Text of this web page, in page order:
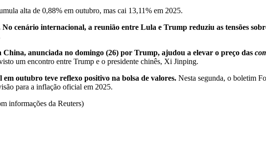
alta de 0,88% em outubro, mas cai 13,11% em 2025.
cenário internacional, a reunião entre Lula e Trump reduziu as tensões
China, anunciada no domingo (26) por Trump, ajudou a elevar o preço das
um encontro entre Trump e o presidente chinês, Xi Jinping.
outubro teve reflexo positivo na bolsa de valores. Nesta segunda, o boletim
para a inflação oficial em 2025.
informações da Reuters)